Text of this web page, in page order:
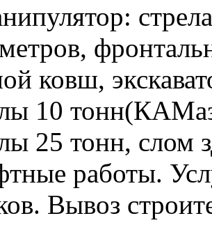
ковш,
10
25 тонн, слом
работы.
Вывоз